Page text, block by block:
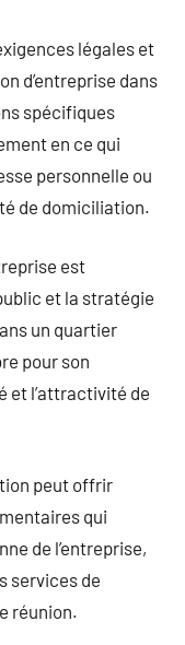
légales et
d’entreprise dans
spécifiques
en ce qui
personnelle ou
de domiciliation.
est
et la stratégie
un quartier
pour son
et l’attractivité de
peut offrir
qui
de l’entreprise,
services de
réunion.